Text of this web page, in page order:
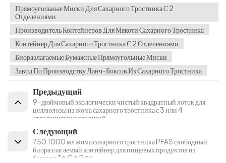
Прямоугольные Миски Для Сахарного Тростника С 2
Отделениями
Производитель Контейнеров Для Мякоти Сахарного Тростника
Контейнер Для Сахарного Тростника С 2 Отделениями
Биоразлагаемые Бумажные Прямоугольные Миски
Завод По Производству Ланч-Боксов Из Сахарного Тростника
Предыдущий
9-дюймовый экологически чистый квадратный лоток для
целлюлозы из жома сахарного тростника с 3 или 4
отделениями и крышкой
Следующий
750 1000 мл жома сахарного тростника PFAS свободный
биоразлагаемый контейнер для пищевых продуктов из
багассы To Go Box